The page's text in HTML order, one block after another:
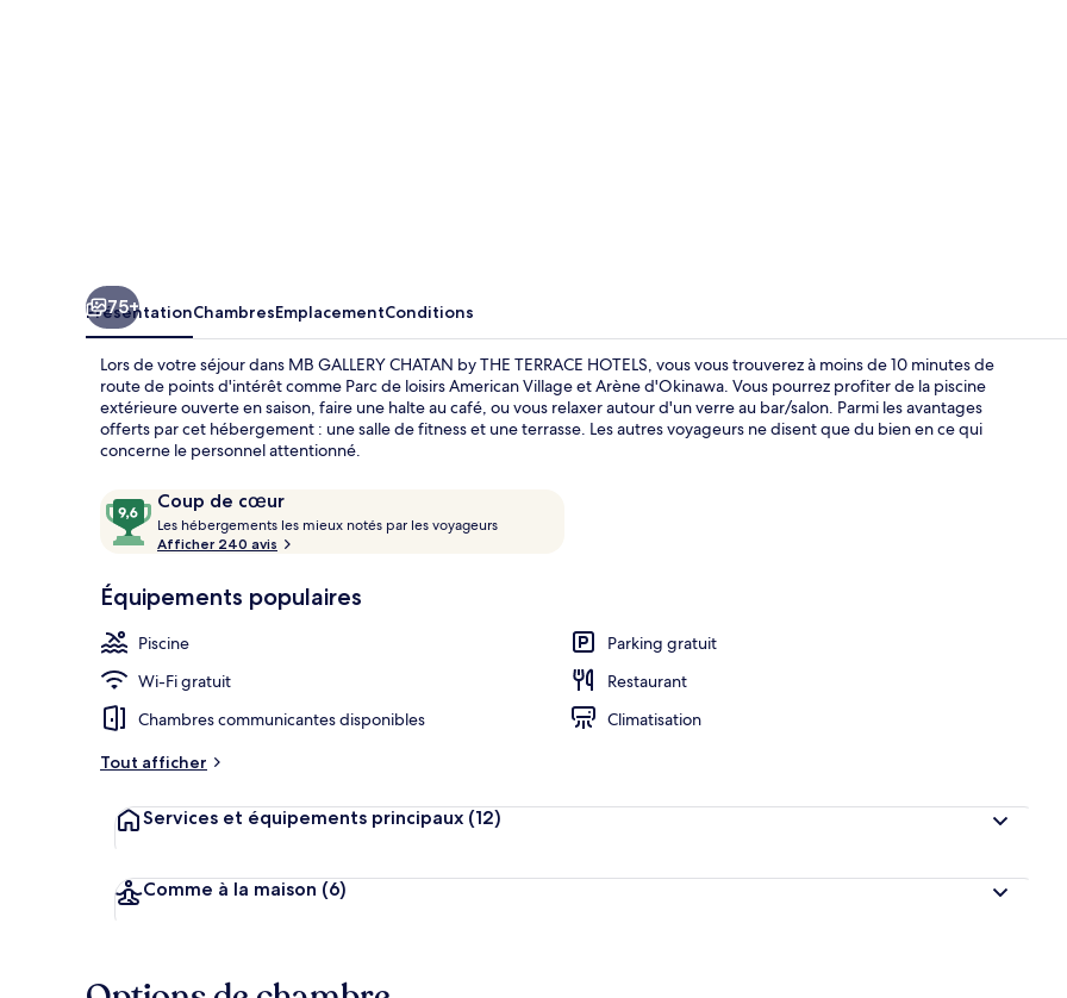
Entrée
75+
PrésentationChambresEmplacementConditions
Lors de votre séjour dans MB GALLERY CHATAN by THE TERRACE HOTELS, vous vous trouverez à moins de 10 minutes de
route de points d'intérêt comme Parc de loisirs American Village et Arène d'Okinawa. Vous pourrez profiter de la piscine
extérieure ouverte en saison, faire une halte au café, ou vous relaxer autour d'un verre au bar/salon. Parmi les avantages
offerts par cet hébergement : une salle de fitness et une terrasse. Les autres voyageurs ne disent que du bien en ce qui
concerne le personnel attentionné.
Avis
voyageurs
Coup de cœur
9,6
sur
10,
de
Les hébergements les mieux notés par les voyageurs
n
Afficher 240 avis
Équipements populaires
Piscine
Parking gratuit
Wi-Fi gratuit
Restaurant
Chambres communicantes disponibles
Climatisation
Tout afficher
Services et équipements principaux (12)
Comme à la maison (6)